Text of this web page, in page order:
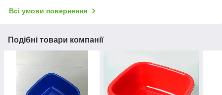
Всі умови повернення
Подібні товари компанії